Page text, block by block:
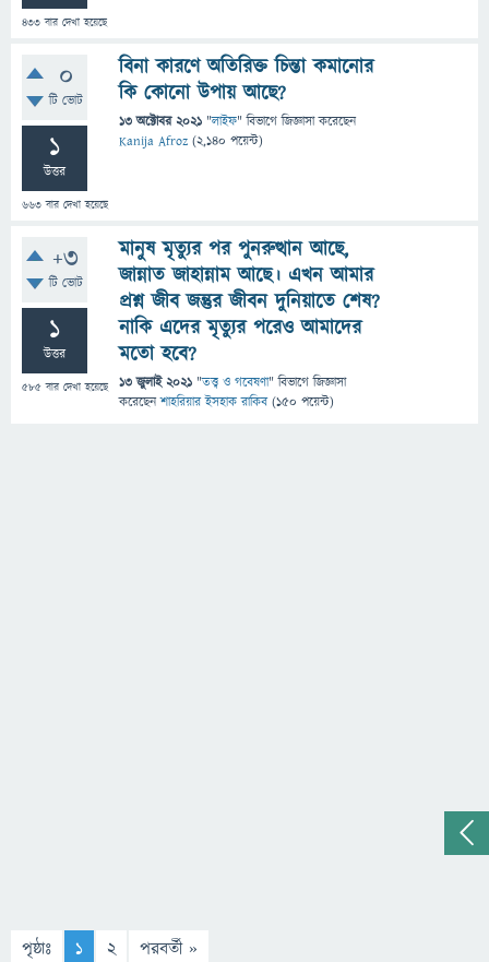
433 বার দেখা হয়েছে
0
টি ভোট
1
উত্তর
663 বার দেখা হয়েছে
বিনা কারণে অতিরিক্ত চিন্তা কমানোর
কি কোনো উপায় আছে?
13 অক্টোবর 2021 "লাইফ" বিভাগে জিজ্ঞাসাকরেছেন
Kanija Afroz (2,140 পয়েন্ট)
+3
টি ভোট
1
উত্তর
585 বার দেখা হয়েছে
মানুষ মৃত্যুর পর পুনরুত্থান আছে,
জান্নাত জাহান্নাম আছে। এখন আমার
প্রশ্ন জীব জন্তুর জীবন দুনিয়াতে শেষ?
নাকি এদের মৃত্যুর পরেও আমাদের
মতো হবে?
13 জুলাই 2021 "তত্ত্ব ও গবেষণা" বিভাগে জিজ্ঞাসা
করেছেনশাহরিয়ার ইসহাক রাকিব (150 পয়েন্ট)
পৃষ্ঠাঃ 1 2 পরবর্তী »